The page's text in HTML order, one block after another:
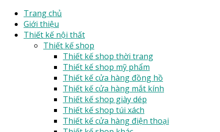
Trang chủ
Giới thiệu
Thiết kế nội thất
Thiết kế shop
Thiết kế shop thời trang
Thiết kế shop mỹ phẩm
Thiết kế cửa hàng đồng hồ
Thiết kế cửa hàng mắt kính
Thiết kế shop giày dép
Thiết kế shop túi xách
Thiết kế cửa hàng điện thoại